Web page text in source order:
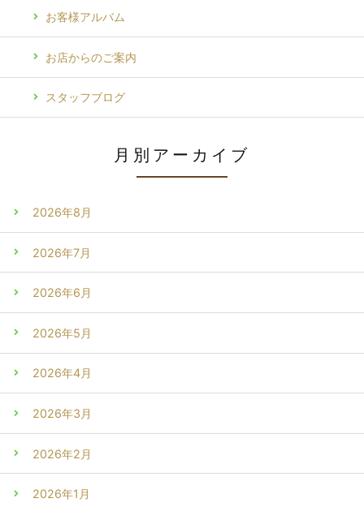
お客様アルバム
お店からのご案内
スタッフブログ
月別アーカイブ
2026年8月
2026年7月
2026年6月
2026年5月
2026年4月
2026年3月
2026年2月
2026年1月